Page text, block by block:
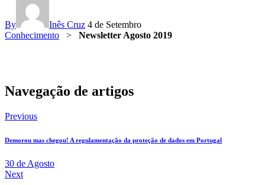
By Inês Cruz 4 de Setembro
Conhecimento > Newsletter Agosto 2019
Navegação de artigos
Previous
Demorou mas chegou! A regulamentação da proteção de dados em Portugal
30 de Agosto
Next